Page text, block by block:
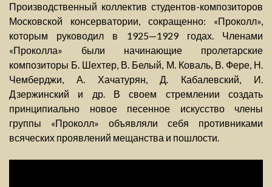
Производственный коллектив студентов-композиторов
Московской консерватории, сокращенно: «Проколл»,
которым руководил в 1925—1929 годах. Членами
«Проколла» были начинающие пролетарские
композиторы Б. Шехтер, В. Белый, М. Коваль, В. Фере, Н.
Чемберджи, А. Хачатурян, Д. Кабалевский, И.
Дзержинский и др. В своем стремлении создать
принципиально новое песенное искусство члены
группы «Проколл» объявляли себя противниками
всяческих проявлений мещанства и пошлости.